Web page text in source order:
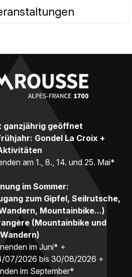
ganzjährig geöffnet
Gondel La Croix +
am 1., 8., 14. und 25. Mai*
im Sommer:
zum Gipfel, Seilrutsche,
Mountainbike...)
(Mountainbike und
Wandern)
im Juni* +
07/2026 bis 30/08/2026 +
im September*